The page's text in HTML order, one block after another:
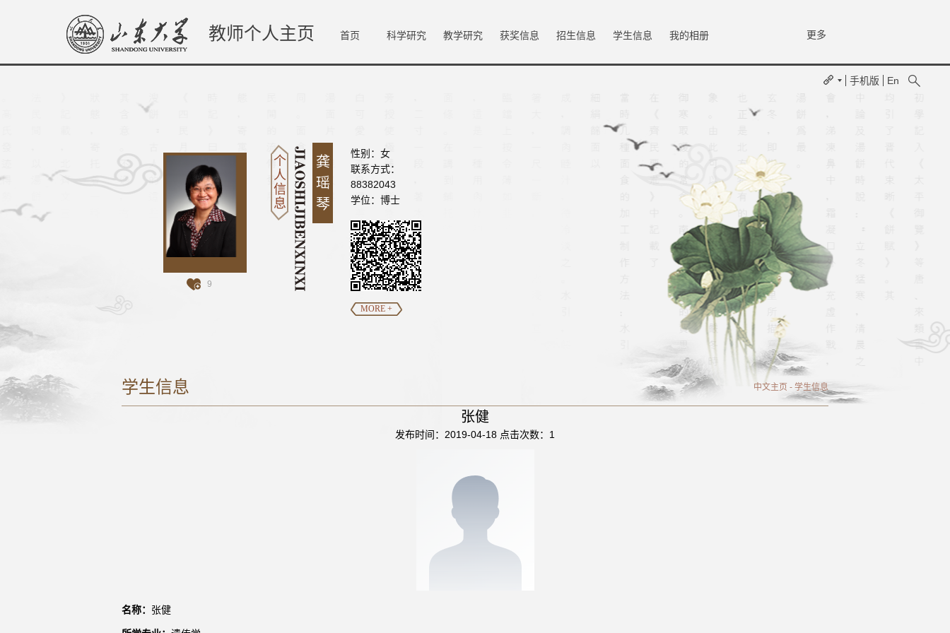
教师个人主页 首页 科学研究 教学研究 获奖信息 招生信息 学生信息 我的相册 更多
手机版 En
9
个
人
信
息
龚
瑶
琴
性别：女
联系方式：
88382043
学位：博士
MORE +
学生信息 中文主页 - 学生信息
张健
发布时间：2019-04-18 点击次数： 1
名称： 张健